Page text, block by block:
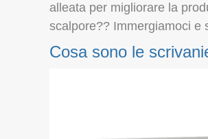
alleata per migliorare la
scalpore?? Immergiamoci e
Cosa sono le